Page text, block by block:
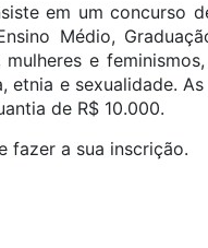
em um concurso
Médio,
e
e sexualidade.
de R$ 10.000.
fazer a sua inscrição.